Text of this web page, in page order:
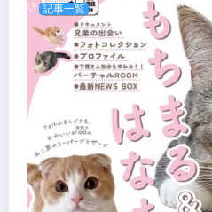
記事一覧